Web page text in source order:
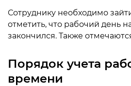
Сотруднику необходимо
отметить, что рабочий день
закончился. Также
Порядок учета
времени